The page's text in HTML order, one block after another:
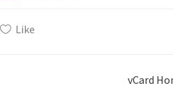
Like
vCard